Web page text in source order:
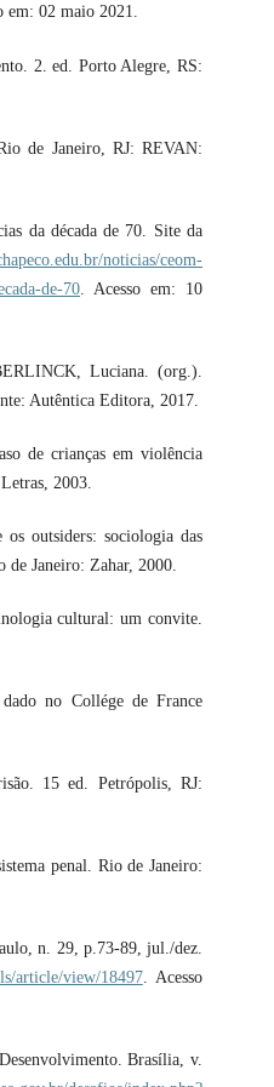
em: 02 maio 2021.
2. ed. Porto Alegre, RS:
de Janeiro, RJ: REVAN:
da década de 70. Site da
noticias/ceom-
de-70 . Acesso em: 10
Luciana. (org.).
Autêntica Editora, 2017.
de crianças em violência
2003.
outsiders: sociologia das
de Janeiro: Zahar, 2000.
cultural: um convite.
no Collége de France
15 ed. Petrópolis, RJ:
penal. Rio de Janeiro:
n. 29, p.73-89, jul./dez.
article/view/18497. Acesso
Brasília, v.